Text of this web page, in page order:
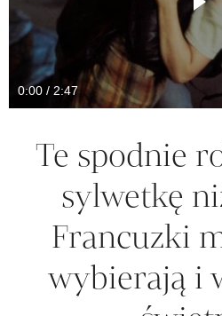
0:00 / 2:47
Te spodnie
sylwetkę
Francuzki
wybierają i